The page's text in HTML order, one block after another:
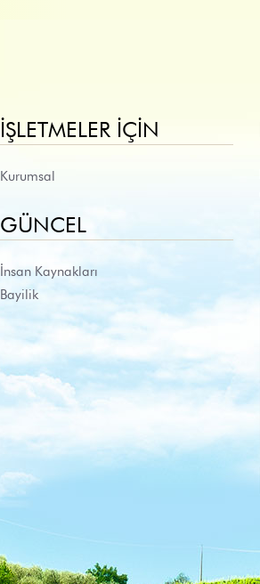
İŞLETMELER İÇIN
Kurumsal
GÜNCEL
İnsan Kaynakları
Bayilik